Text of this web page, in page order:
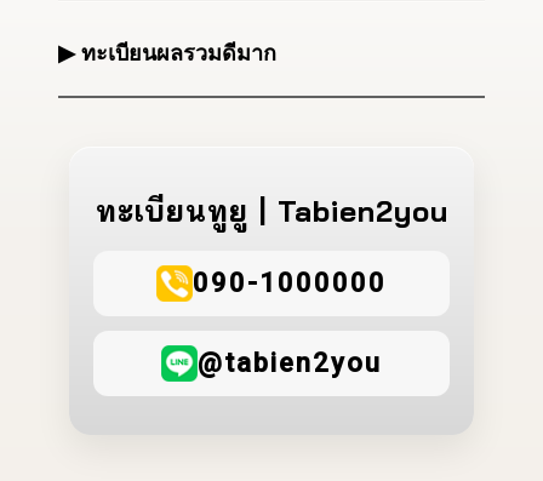
▶ ทะเบียนผลรวมดีมาก
ทะเบียนทูยู | Tabien2you
090-1000000
@tabien2you